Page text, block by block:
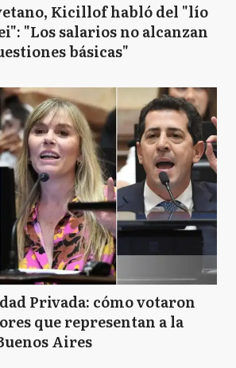
Kicillof habló del "lío
"Los salarios no alcanzan
básicas"
Privada: cómo votaron
que representan a la
Aires